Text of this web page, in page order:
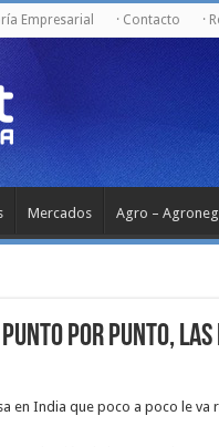
Empresarial · Contacto ·
Mercados Agro –
por punto,
en India que poco a poco le